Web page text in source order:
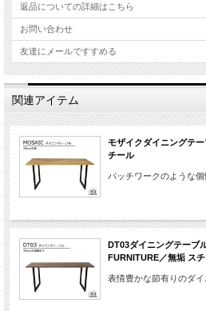
返品についての詳細はこちら
お問い合わせ
友達にメールですすめる
関連アイテム
モザイクダイニングテ
チール
パッチワークのような個
DT03ダイニングテーブ
FURNITURE／無垢 ス
表情豊かな節有りのダイ